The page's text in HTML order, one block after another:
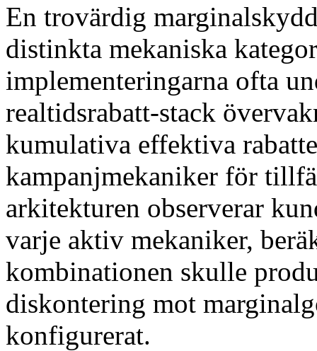
En trovärdig
distinkta mekaniska
implementeringarna ofta
realtidsrabatt-stack
kumulativa effektiva
kampanjmekaniker för
arkitekturen observerar
varje aktiv mekaniker,
kombinationen skulle
diskontering mot
konfigurerat.